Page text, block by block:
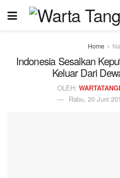
Home
Indonesia Sesalkan
Keluar Dari
OLEH:
Rabu, 20 Juni